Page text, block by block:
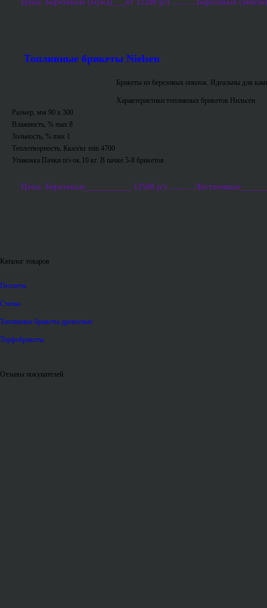
Цена: Березовые (мука)___от 12200 р/т ..........Березовые
Топливные брикеты Nielsen
Брикеты из березовых опилок. Идеальны для
Характеристики топливных брикетов Нильсен
Размер, мм 90 х 300
Влажность, % max 8
Зольность, % max 1
Теплотворность, Ккал/кг min 4700
Упаковка Пачки п/э ок.10 кг. В пачке 5-8 брикетов
Цена: Березовые___________ 12500 р/т
Каталог товаров
Пеллеты
Статьи
Топливные брикеты древесные
Торфобрикеты
Отзывы покупателей